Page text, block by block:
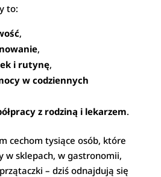
to:
,
,
i rutynę,
w codziennych
z rodziną i lekarzem.
cechom tysiące osób, które
w sklepach, w gastronomii,
– dziś odnajdują się